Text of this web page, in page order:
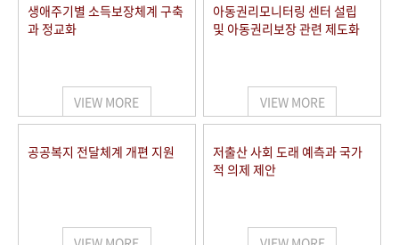
생애주기별 소득보장체계 구축
과 정교화
VIEW MORE
아동권리모니터링 센터 설립
및 아동권리보장 관련 제도화
VIEW MORE
공공복지 전달체계 개편 지원
저출산 사회 도래 예측과 국가
적 의제 제안